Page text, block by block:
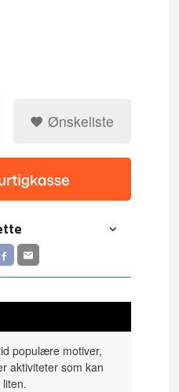
Ønskeliste
populære motiver,
aktiviteter som kan